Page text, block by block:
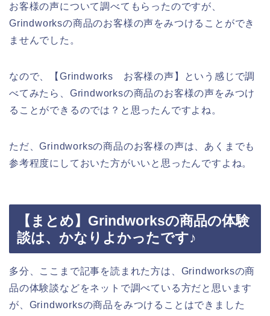
お客様の声について調べてもらったのですが、
Grindworksの商品のお客様の声をみつけることができ
ませんでした。
なので、【Grindworks お客様の声】という感じで調
べてみたら、Grindworksの商品のお客様の声をみつけ
ることができるのでは？と思ったんですよね。
ただ、Grindworksの商品のお客様の声は、あくまでも
参考程度にしておいた方がいいと思ったんですよね。
【まとめ】Grindworksの商品の体験
談は、かなりよかったです♪
多分、ここまで記事を読まれた方は、Grindworksの商
品の体験談などをネットで調べている方だと思います
が、Grindworksの商品をみつけることはできました